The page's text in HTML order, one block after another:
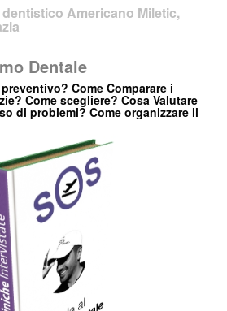
Americano Miletic,
Dentale
Come Comparare i
Come scegliere? Cosa Valutare
di problemi? Come organizzare il